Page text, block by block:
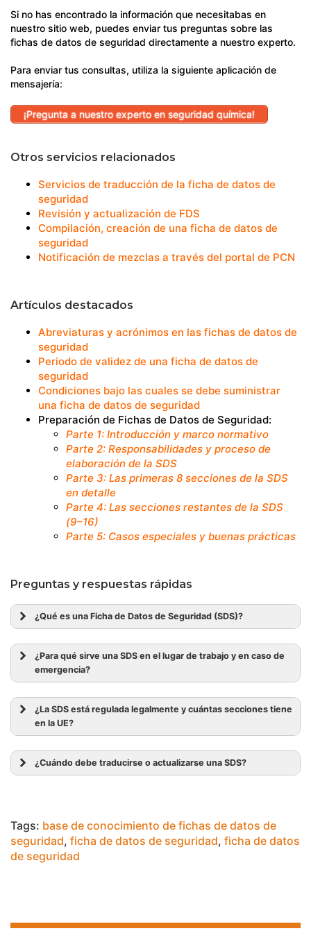
Si no has encontrado la información que necesitabas en
nuestro sitio web, puedes enviar tus preguntas sobre las
fichas de datos de seguridad directamente a nuestro experto.
Para enviar tus consultas, utiliza la siguiente aplicación de
mensajería:
¡Pregunta a nuestro experto en seguridad química!
Otros servicios relacionados
Servicios de traducción de la ficha de datos de
seguridad
Revisión y actualización de FDS
Compilación, creación de una ficha de datos de
seguridad
Notificación de mezclas a través del portal de PCN
Artículos destacados
Abreviaturas y acrónimos en las fichas de datos de
seguridad
Periodo de validez de una ficha de datos de
seguridad
Condiciones bajo las cuales se debe suministrar
una ficha de datos de seguridad
Preparación de Fichas de Datos de Seguridad:
Parte 1: Introducción y marco normativo
Parte 2: Responsabilidades y proceso de
elaboración de la SDS
Parte 3: Las primeras 8 secciones de la SDS
en detalle
Parte 4: Las secciones restantes de la SDS
(9–16)
Parte 5: Casos especiales y buenas prácticas
Preguntas y respuestas rápidas
¿Qué es una Ficha de Datos de Seguridad (SDS)?
¿Para qué sirve una SDS en el lugar de trabajo y en caso de
emergencia?
¿La SDS está regulada legalmente y cuántas secciones tiene
en la UE?
¿Cuándo debe traducirse o actualizarse una SDS?
Tags: base de conocimiento de fichas de datos de
seguridad, ficha de datos de seguridad, ficha de datos
de seguridad